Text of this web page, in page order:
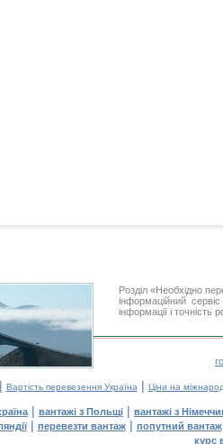
Розділ «Необхідно
інформаційний
інформації і
Вартість перевезення Україна | Ціни на
| вантажі з Польщі | вантажі з
| перевезти вантаж| попутний вантаж
курс